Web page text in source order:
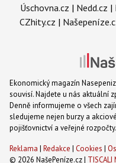
Úschovna.cz | Nedd.cz |
CZhity.cz |
Ekonomický magazín
souvisí. Najdete u nás aktuální
Denně informujeme o všech
sledujeme nejen burzy a
pojišťovnictví a veřejné rozpočty.
Reklama | Redakce | Cookies |
© 2026 NašePeníze.cz | TISCALI